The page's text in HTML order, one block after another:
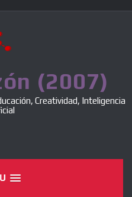
(2007)
Creatividad, Inteligencia